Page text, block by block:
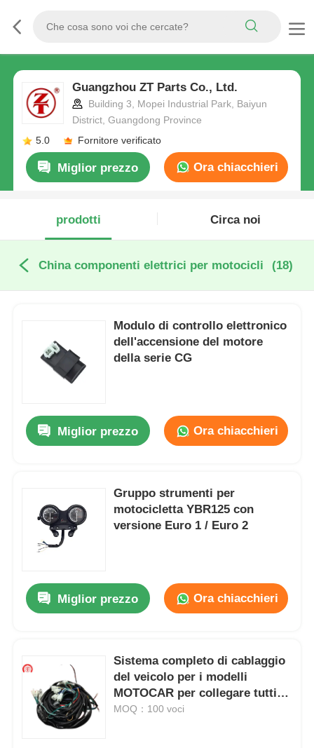
Guangzhou ZT Parts Co., Ltd.
Building 3, Mopei Industrial Park, Baiyun
District, Guangdong Province
5.0
Fornitore verificato
Miglior prezzo Ora chiacchieri
prodotti Circa noi
China componenti elettrici per motocicli (18)
Modulo di controllo elettronico
dell'accensione del motore
della serie CG
Miglior prezzo Ora chiacchieri
Gruppo strumenti per
motocicletta YBR125 con
versione Euro 1 / Euro 2
Miglior prezzo Ora chiacchieri
Sistema completo di cablaggio
del veicolo per i modelli
MOTOCAR per collegare tutti i
componenti elettrici
MOQ：100 voci